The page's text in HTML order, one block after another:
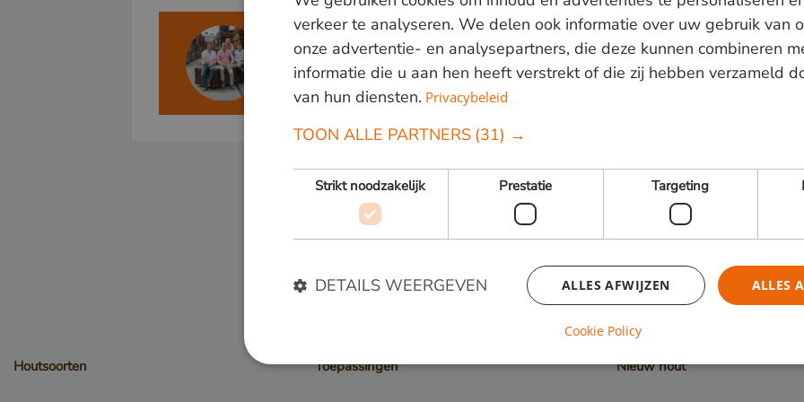
Meer weten?
Bel ons op+31 348 820000of mailinfo@vandenberghardhout.nl. Let op, wij
Houtsoorten Toepassingen Nieuw hout
verkeer te analyseren. We delen ook informatie over uw gebruik van
onze advertentie- en analysepartners, die deze kunnen combineren
informatie die u aan hen heeft verstrekt of die zij hebben verzameld
van hun diensten. Privacybeleid
TOON ALLE PARTNERS (31) →
Strikt noodzakelijk Prestatie Targeting
ALLES
ALLES AFWIJZEN
DETAILS WEERGEVEN
Targeting
Cookie Policy